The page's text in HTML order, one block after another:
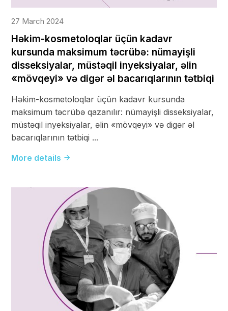
27 March 2024
Həkim-kosmetoloqlar üçün kadavr
kursunda maksimum təcrübə: nümayişli
disseksiyalar, müstəqil inyeksiyalar, əlin
«mövqeyi» və digər əl bacarıqlarının tətbiqi
Həkim-kosmetoloqlar üçün kadavr kursunda
maksimum təcrübə qazanılır: nümayişli disseksiyalar,
müstəqil inyeksiyalar, əlin «mövqeyi» və digər əl
bacarıqlarının tətbiqi ...
More details